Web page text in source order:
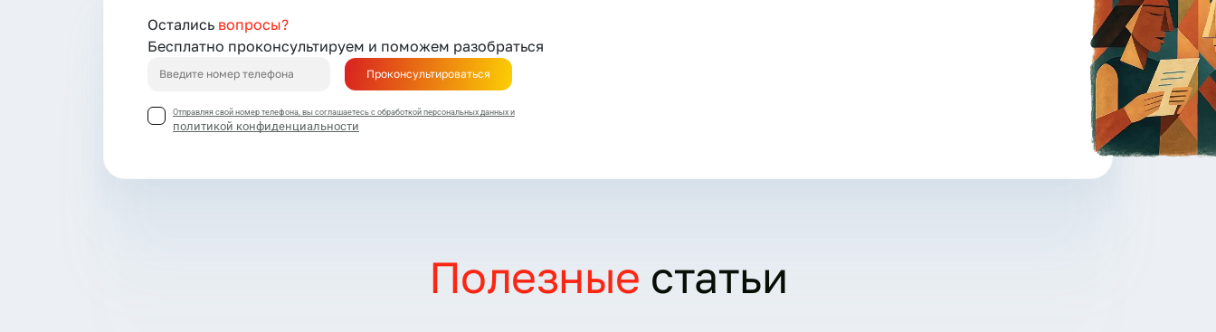
Остались вопросы?
Бесплатно проконсультируем и поможем разобраться
Проконсультироваться
Отправляя свой номер телефона, вы соглашаетесь с обработкой персональных данных и
политикой конфиденциальности
Полезные статьи